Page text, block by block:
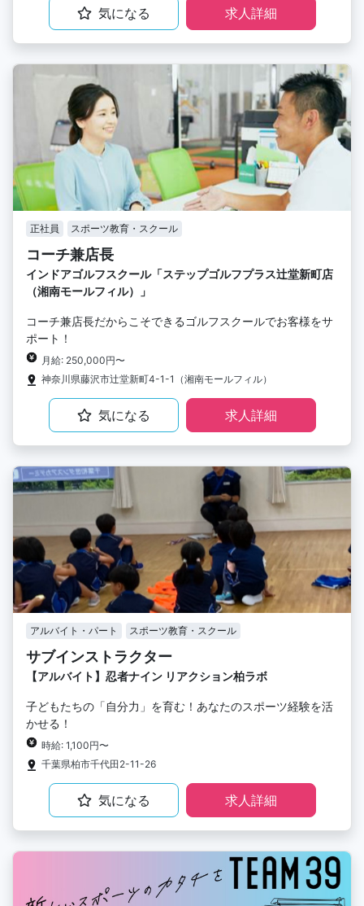
気になる 求人詳細
正社員 スポーツ教育・スクール
コーチ兼店長
インドアゴルフスクール「ステップゴルフプラス辻堂新町店
（湘南モールフィル）」
コーチ兼店長だからこそできるゴルフスクールでお客様をサ
ポート！
月給: 250,000円〜
神奈川県藤沢市辻堂新町4-1-1（湘南モールフィル）
気になる 求人詳細
アルバイト・パート スポーツ教育・スクール
サブインストラクター
【アルバイト】忍者ナイン リアクション柏ラボ
子どもたちの「自分力」を育む！あなたのスポーツ経験を活
かせる！
時給: 1,100円〜
千葉県柏市千代田2-11-26
気になる 求人詳細